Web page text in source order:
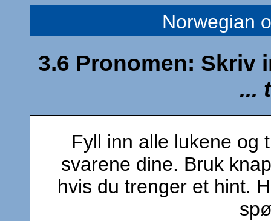
Norwegian
3.6 Pronomen: Skriv
...
Fyll inn alle lukene og
svarene dine. Bruk
hvis du trenger et hint.